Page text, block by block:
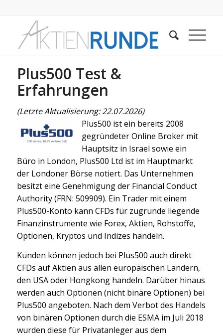
Plus500 Test &
Erfahrungen
(Letzte Aktualisierung: 22.07.2026)
Plus500 ist ein bereits 2008
gegründeter Online Broker mit
Hauptsitz in Israel sowie ein
Büro in London, Plus500 Ltd ist im Hauptmarkt
der Londoner Börse notiert. Das Unternehmen
besitzt eine Genehmigung der Financial Conduct
Authority (FRN: 509909). Ein Trader mit einem
Plus500-Konto kann CFDs für zugrunde liegende
Finanzinstrumente wie Forex, Aktien, Rohstoffe,
Optionen, Kryptos und Indizes handeln.
Kunden können jedoch bei Plus500 auch direkt
CFDs auf Aktien aus allen europäischen Ländern,
den USA oder Hongkong handeln. Darüber hinaus
werden auch Optionen (nicht binäre Optionen) bei
Plus500 angeboten. Nach dem Verbot des Handels
von binären Optionen durch die ESMA im Juli 2018
wurden diese für Privatanleger aus dem